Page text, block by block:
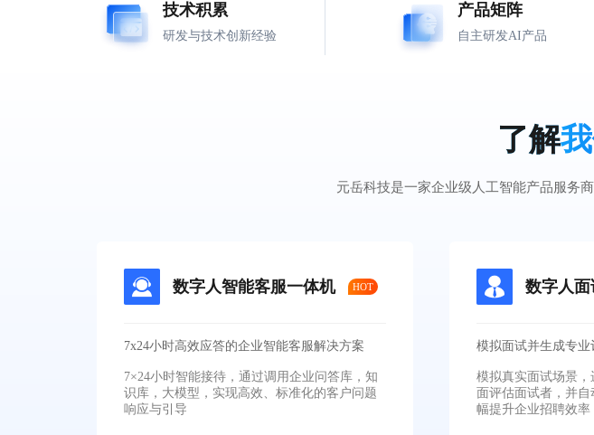
技术积累
研发与技术创新经验
产品矩阵
自主研发AI产品
了解
元岳科技是一家企业级人工智能产品服务
数字人智能客服一体机 HOT
7x24小时高效应答的企业智能客服解决方案
7×24小时智能接待，通过调用企业问答库，知
识库，大模型，实现高效、标准化的客户问题
响应与引导
数字人
模拟面试并生成专
模拟真实面试场景
面评估面试者，并
幅提升企业招聘效率